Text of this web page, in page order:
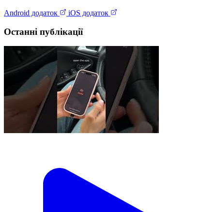
Android додаток iOS додаток
Останні публікації